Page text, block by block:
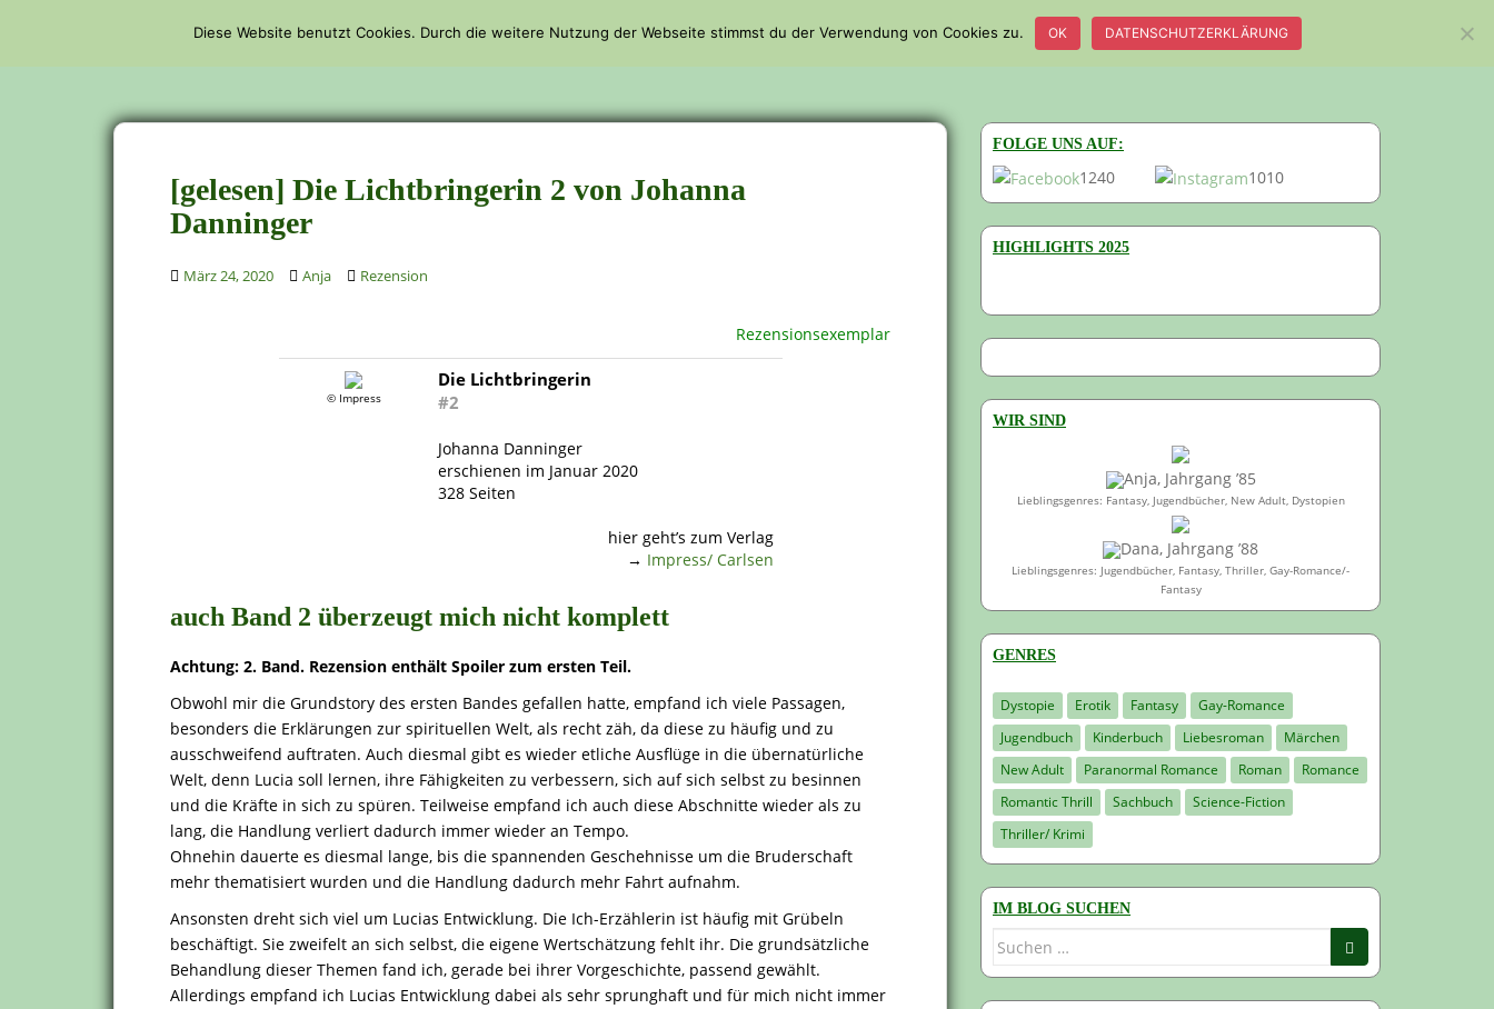
STARTSEITE REZENSIONEN LESEHIGHLIGHTS INTERVIEWS LESEPAUSE ÜBER UNS IMPRESSUM DATENSCHUTZ
[gelesen] Die Lichtbringerin 2 von Johanna
Danninger
März 24, 2020 Anja Rezension
Rezensionsexemplar
© Impress
Die Lichtbringerin
#2
Johanna Danninger
erschienen im Januar 2020
328 Seiten
hier geht’s zum Verlag
→ Impress/ Carlsen
auch Band 2 überzeugt mich nicht komplett
Achtung: 2. Band. Rezension enthält Spoiler zum ersten Teil.
Obwohl mir die Grundstory des ersten Bandes gefallen hatte, empfand ich viele Passagen,
besonders die Erklärungen zur spirituellen Welt, als recht zäh, da diese zu häufig und zu
ausschweifend auftraten. Auch diesmal gibt es wieder etliche Ausflüge in die übernatürliche
Welt, denn Lucia soll lernen, ihre Fähigkeiten zu verbessern, sich auf sich selbst zu besinnen
und die Kräfte in sich zu spüren. Teilweise empfand ich auch diese Abschnitte wieder als zu
lang, die Handlung verliert dadurch immer wieder an Tempo.
Ohnehin dauerte es diesmal lange, bis die spannenden Geschehnisse um die Bruderschaft
mehr thematisiert wurden und die Handlung dadurch mehr Fahrt aufnahm.
Ansonsten dreht sich viel um Lucias Entwicklung. Die Ich-Erzählerin ist häufig mit Grübeln
beschäftigt. Sie zweifelt an sich selbst, die eigene Wertschätzung fehlt ihr. Die grundsätzliche
Behandlung dieser Themen fand ich, gerade bei ihrer Vorgeschichte, passend gewählt.
Allerdings empfand ich Lucias Entwicklung dabei als sehr sprunghaft und für mich nicht immer
FOLGE UNS AUF:
1240 1010
HIGHLIGHTS 2025
WIR SIND
Anja, Jahrgang ’85
Lieblingsgenres: Fantasy, Jugendbücher, New Adult, Dystopien
Dana, Jahrgang ’88
Lieblingsgenres: Jugendbücher, Fantasy, Thriller, Gay-Romance/-
Fantasy
GENRES
Dystopie Erotik Fantasy
Gay-Romance
Jugendbuch
Kinderbuch Liebesroman
Märchen
New Adult
Paranormal Romance Roman
Romance
Romantic Thrill
Sachbuch
Science-Fiction
Thriller/ Krimi
IM BLOG SUCHEN
Suchen
Diese Website benutzt Cookies. Durch die weitere Nutzung der Webseite stimmst du der Verwendung von Cookies zu. OK DATENSCHUTZERKLÄRUNG